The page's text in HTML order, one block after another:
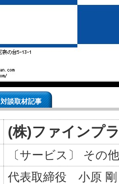
対談取材記事
(株)ファインプ
〔サービス〕 その他
代表取締役 小原 剛